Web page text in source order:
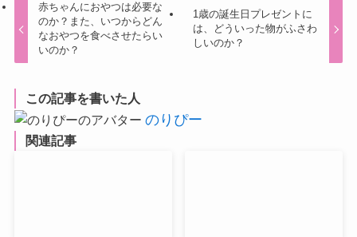
赤ちゃんにおやつは必要な
のか？また、いつからどん
なおやつを食べさせたらい
いのか？
1歳の誕生日プレゼントに
は、どういった物がふさわ
しいのか？
この記事を書いた人
のりぴー
関連記事